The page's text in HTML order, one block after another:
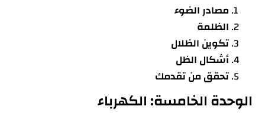
مصادر الضوء
الظلمة
تكوين الظلال
أشكال الظل
تحقق من تقدمك
الوحدة الخامسة: الكهرباء